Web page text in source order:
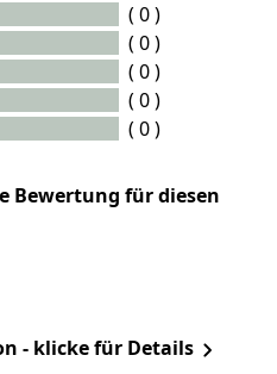
( 0 )
( 0 )
( 0 )
( 0 )
( 0 )
Bewertung für diesen
- klicke für Details